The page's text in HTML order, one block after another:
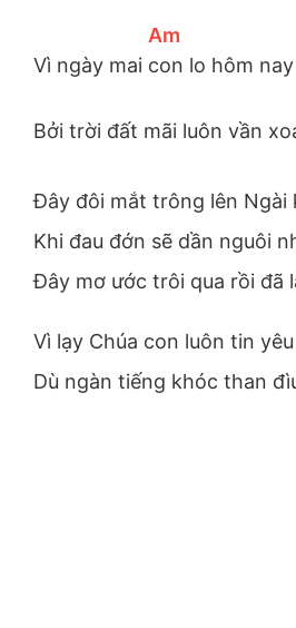
Vì ngày mai
[
Am
con lo hôm
Bởi trời đất mãi luôn vần
Đây đôi mắt trông lên Ngài
Khi đau đớn sẽ dần nguôi
Đây mơ ước trôi qua rồi đã
Vì lạy Chúa con luôn tin
Dù ngàn tiếng khóc than